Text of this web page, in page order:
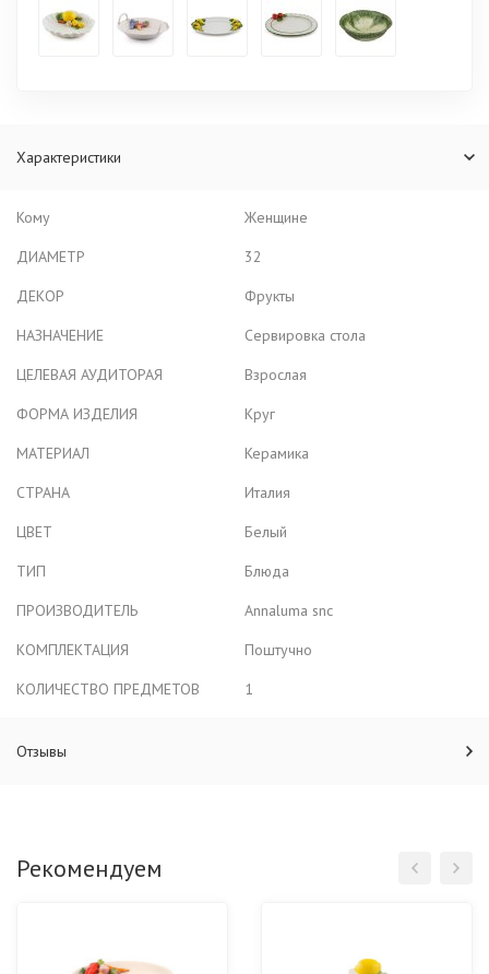
Характеристики
Кому
Женщине
ДИАМЕТР
32
ДЕКОР
Фрукты
НАЗНАЧЕНИЕ
Сервировка стола
ЦЕЛЕВАЯ АУДИТОРАЯ
Взрослая
ФОРМА ИЗДЕЛИЯ
Круг
МАТЕРИАЛ
Керамика
СТРАНА
Италия
ЦВЕТ
Белый
ТИП
Блюда
ПРОИЗВОДИТЕЛЬ
Annaluma snc
КОМПЛЕКТАЦИЯ
Поштучно
КОЛИЧЕСТВО ПРЕДМЕТОВ
1
Отзывы
Рекомендуем